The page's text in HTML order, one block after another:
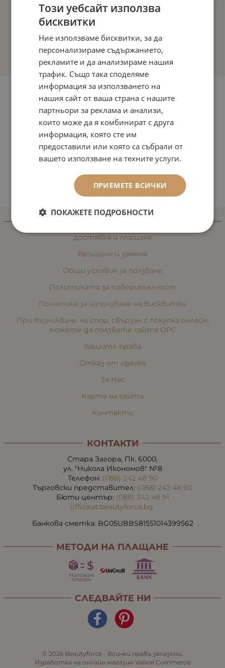
Доставка и плащане
Връщане и замяна
Общи условия за ползване
Политиката за поверителност
Политика за използване на бисквитки
При възникване на спор, свързан с покупка онлайн,
можете да ползвате сайта ОРС
Вашите права
Отказ от сделка
За Нас
Карта на сайта
Контакти
КОНТАКТИ
Стара Загора, Пк. 6000,
ул. "Никола Икономов" №8
Телефон: (088) 242 48 90
Търговски представител: (088) 242 48 90
Бюти център: (088) 242 48 91
office:at:beautyforce.bg
Банкова сметка: BG05UBBS81551014399562
МЕТОДИ НА ПЛАЩАНЕ
СЛЕДВАЙТЕ НИ
© 2026 Beautyforce- Всички права запазени.
Изработка на онлайн магазин Valival Commerce
Този уебсайт използва
бисквитки
Ние използваме бисквитки, за да
персонализираме съдържанието,
рекламите и да анализираме нашия
трафик. Също така споделяме
информация за използването на
нашия сайт от ваша страна с нашите
партньори за реклама и анализи,
които може да я комбинират с друга
информация, която сте им
предоставили или която са събрали от
вашето използване на техните услуги.
ПРИЕМЕТЕ ВСИЧКИ
ПОКАЖЕТЕ ПОДРОБНОСТИ